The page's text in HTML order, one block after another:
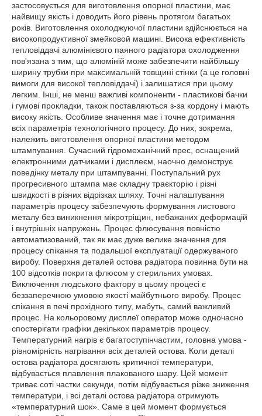
застосовується для виготовлення опорної пластини, має
найвищу якість і доводить його рівень протягом багатьох
років. Виготовлення охолоджуючої пластини здійснюється на
високопродуктивної змейковой машині. Висока ефективність
тепловіддачі алюмінієвого паяного радіатора охолодження
пов'язана з тим, що алюміній може забезпечити найбільшу
ширину трубки при максимальній товщині стінки (а це головні
вимоги для високої тепловіддачі) і залишатися при цьому
легким. Інші, не менш важливі компоненти - пластикові бачки
і гумові прокладки, також поставляються з-за кордону і мають
високу якість. Особливе значення має і точне дотримання
всіх параметрів технологічного процесу. До них, зокрема,
належить виготовлення опорної пластини методом
штампування. Сучасний гідромеханічний прес, оснащений
електронними датчиками і дисплеєм, наочно демонструє
поведінку металу при штампуванні. Поступальний рух
прогресивного штампа має складну траєкторію і різні
швидкості в різних відрізках шляху. Точні налаштування
параметрів процесу забезпечують формування листового
металу без виникнення мікротріщин, небажаних деформацій
і внутрішніх напружень. Процес флюсування повністю
автоматизований, так як має дуже велике значення для
процесу спікання та подальшої експлуатації одержуваного
виробу. Поверхня деталей остова радіатора повинна бути на
100 відсотків покрита флюсом у стерильних умовах.
Виключення людського фактору в цьому процесі є
беззаперечною умовою якості майбутнього виробу. Процес
спікання в печі прохідного типу, мабуть, самий важливий
процес. На кольоровому дисплеї оператор може одночасно
спостерігати графіки декількох параметрів процесу.
Температурний нагрів є багатоступінчастим, головна умова -
рівномірність нагрівання всіх деталей остова. Коли деталі
остова радіатора досягають критичної температури,
відбувається плавлення плакованого шару. Цей момент
триває соті частки секунди, потім відбувається різке зниження
температури, і всі деталі остова радіатора отримують
«температурний шок». Саме в цей момент формується